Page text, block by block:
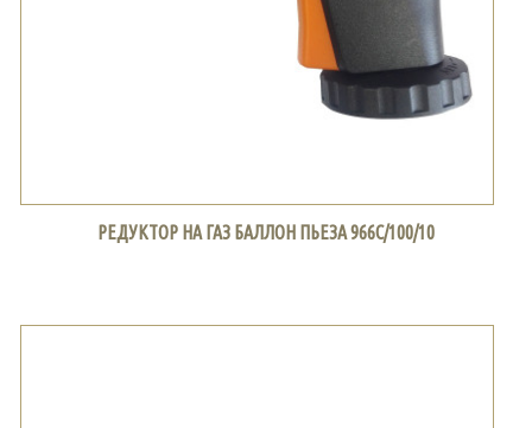
РЕДУКТОР НА ГАЗ БАЛЛОН ПЬЕЗА 966С/100/10